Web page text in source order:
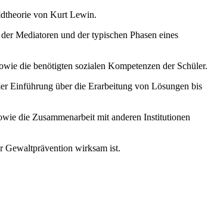
von Kurt Lewin.
Mediatoren und der typischen Phasen eines
die benötigten sozialen Kompetenzen der Schüler.
Einführung über die Erarbeitung von Lösungen bis
die Zusammenarbeit mit anderen Institutionen
Gewaltprävention wirksam ist.